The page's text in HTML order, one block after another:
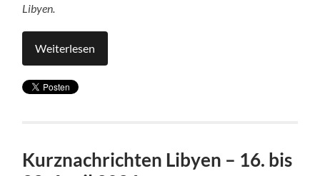
Libyen.
Weiterlesen
Kurznachrichten Libyen – 16. bis